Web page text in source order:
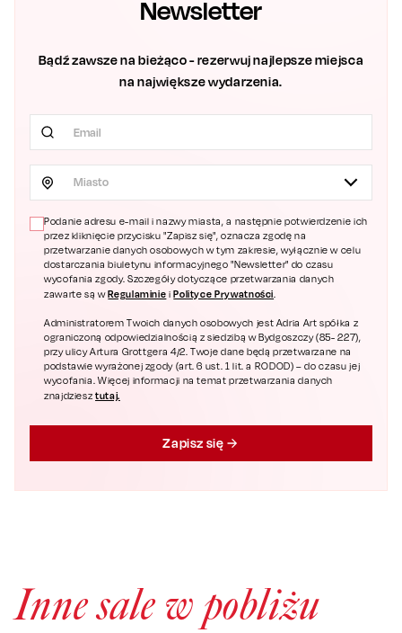
Newsletter
Bądź zawsze na bieżąco - rezerwuj najlepsze miejsca
na największe wydarzenia.
Miasto
Podanie adresu e-mail i nazwy miasta, a następnie potwierdzenie ich
przez kliknięcie przycisku "Zapisz się", oznacza zgodę na
przetwarzanie danych osobowych w tym zakresie, wyłącznie w celu
dostarczania biuletynu informacyjnego "Newsletter" do czasu
wycofania zgody. Szczegóły dotyczące przetwarzania danych
zawarte są wRegulaminie iPolityce Prywatności.
Administratorem Twoich danych osobowych jest Adria Art spółka z
ograniczoną odpowiedzialnością z siedzibą w Bydgoszczy (85- 227),
przy ulicy Artura Grottgera 4/2. Twoje dane będą przetwarzane na
podstawie wyrażonej zgody (art. 6 ust. 1 lit. a RODOD) – do czasu jej
wycofania. Więcej informacji na temat przetwarzania danych
znajdziesztutaj.
Zapisz się
Inne sale w pobliżu